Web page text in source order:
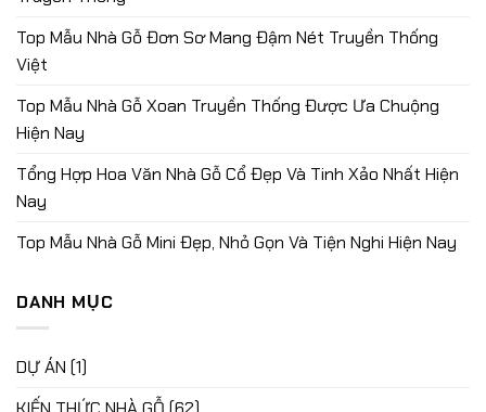
Top Mẫu Nhà Gỗ Đơn Sơ Mang Đậm Nét Truyền Thống
Việt
Top Mẫu Nhà Gỗ Xoan Truyền Thống Được Ưa Chuộng
Hiện Nay
Tổng Hợp Hoa Văn Nhà Gỗ Cổ Đẹp Và Tinh Xảo Nhất Hiện
Nay
Top Mẫu Nhà Gỗ Mini Đẹp, Nhỏ Gọn Và Tiện Nghi Hiện Nay
DANH MỤC
DỰ ÁN (1)